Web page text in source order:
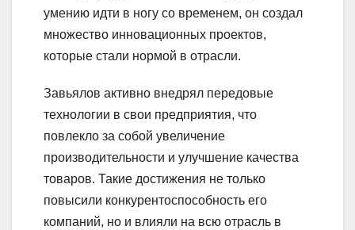
умению идти в ногу со временем, он создал
множество инновационных проектов,
которые стали нормой в отрасли.
Завьялов активно внедрял передовые
технологии в свои предприятия, что
повлекло за собой увеличение
производительности и улучшение качества
товаров. Такие достижения не только
повысили конкурентоспособность его
компаний, но и влияли на всю отрасль в